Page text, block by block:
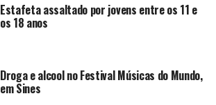
Estafeta assaltado por jovens entre os 11 e
os 18 anos
Droga e alcool no Festival Músicas do Mundo,
em Sines